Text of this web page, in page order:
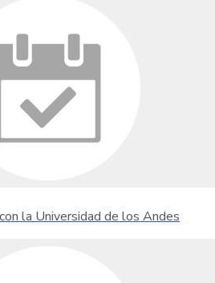
la Universidad de los Andes